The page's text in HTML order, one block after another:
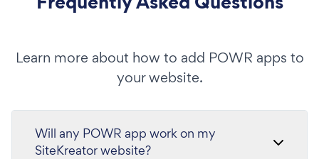
Learn more about how to add POWR apps to
your website.
Will any POWR app work on my
SiteKreator website?